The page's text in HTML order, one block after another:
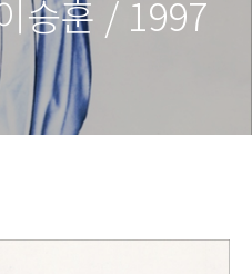
승훈 / 1997